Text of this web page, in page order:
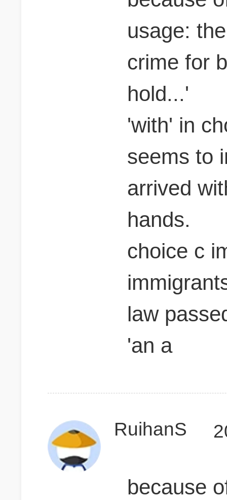
usage:
crime for
hold...'
'with' in
seems to
arrived
hands.
choice c
law
'an a
RuihanS
because